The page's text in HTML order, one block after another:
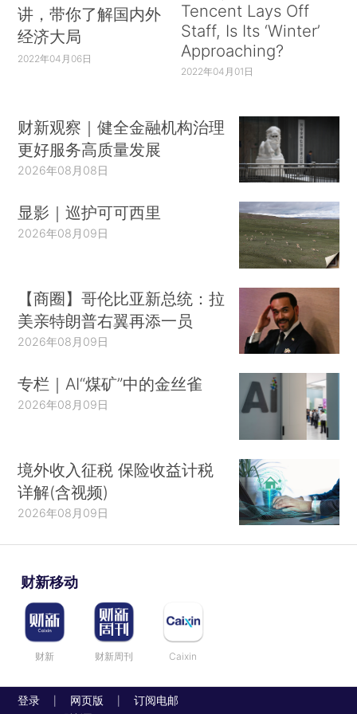
讲，带你了解国内外
经济大局
2022年04月06日
Tencent Lays Off
Staff, Is Its ‘Winter’
Approaching?
2022年04月01日
财新观察｜健全金融机构治理
更好服务高质量发展
2026年08月08日
显影｜巡护可可西里
2026年08月09日
【商圈】哥伦比亚新总统：拉
美亲特朗普右翼再添一员
2026年08月09日
专栏｜AI“煤矿”中的金丝雀
2026年08月09日
境外收入征税 保险收益计税
详解(含视频)
2026年08月09日
财新移动
财新 财新周刊 Caixin
登录 网页版 订阅电邮